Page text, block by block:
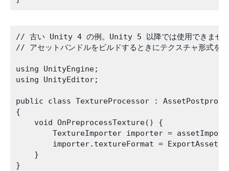
// 古い Unity 4 の例。Unity 5 以降では使用できませ
// アセットバンドルをビルドするときにテクスチャ形式を
using UnityEngine;
using UnityEditor;
public class TextureProcessor :
{
    void OnPreprocessTexture() {
TextureImporter importer =
importer.textureFormat =
    }
}